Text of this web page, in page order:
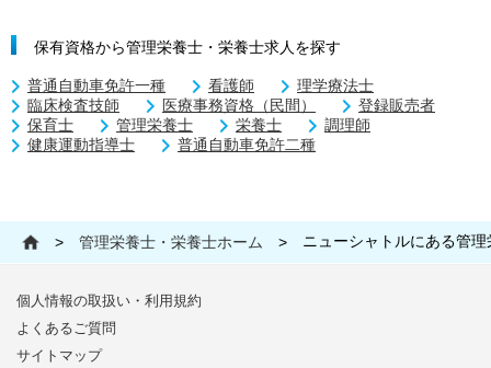
保有資格から管理栄養士・栄養士求人を探す
普通自動車免許一種 看護師
理学療法士
臨床検査技師
医療事務資格（民間）
登録販売者
保育士
管理栄養士 栄養士
調理師
健康運動指導士
普通自動車免許二種
> 管理栄養士・栄養士ホーム > ニューシャトルにある管
個人情報の取扱い・利用規約
よくあるご質問
サイトマップ